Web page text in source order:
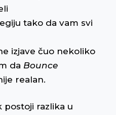
tako da vam svi
izjave čuo nekoliko
da Bounce
realan.
postoji razlika u